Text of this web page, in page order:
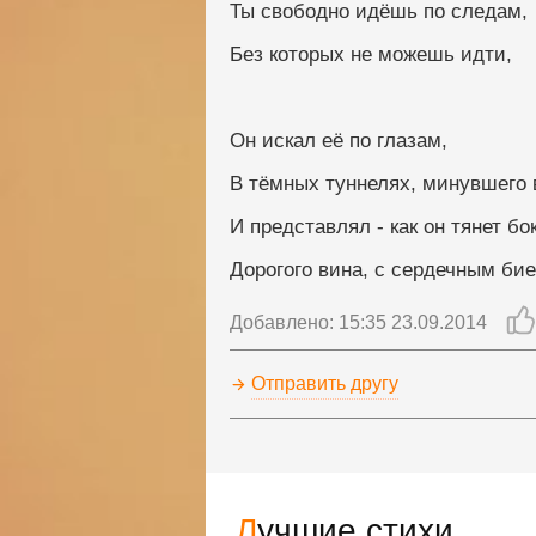
Ты свободно идёшь по следам,
Без которых не можешь идти,
Он искал её по глазам,
В тёмных туннелях, минувшего
И представлял - как он тянет
Дорогого вина, с сердечным
Добавлено: 15:35 23.09.2014
Отправить другу